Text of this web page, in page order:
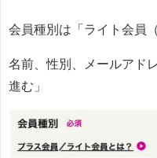
会員種別は「ライト会員
名前、性別、メールアド
進む」